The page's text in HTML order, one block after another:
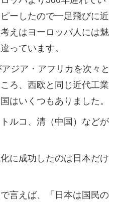
ーしたので一足飛びに近
えはヨーロッパ人には魅
っています。
ジア・アフリカを次々と
ろ、西欧と同じ近代工業
はいくつもありました。
ルコ、清（中国）などが
に成功したのは日本だけ
言えば、「日本は国民の